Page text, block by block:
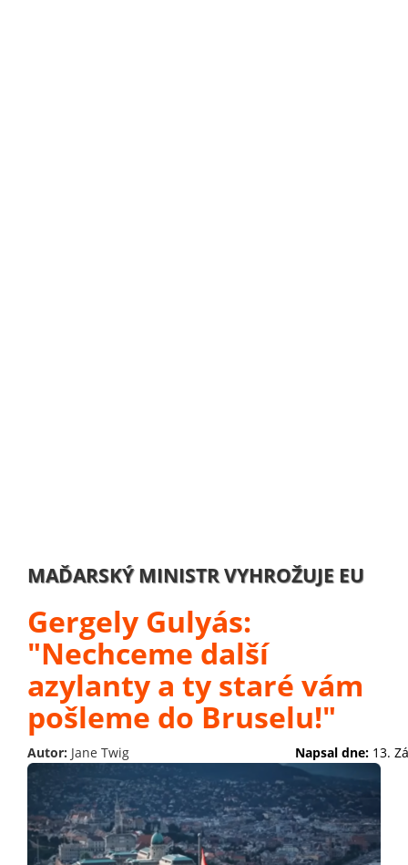
MAĎARSKÝ MINISTR VYHROŽUJE EU
Gergely Gulyás:
"Nechceme další
azylanty a ty staré vám
pošleme do Bruselu!"
Autor: Jane Twig Napsal dne: 13.